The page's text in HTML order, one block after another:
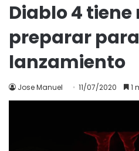
Diablo 4
preparar
lanzamiento
Jose Manuel 11/07/2020 1